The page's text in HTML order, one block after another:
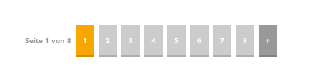
Seite 1 von 8 1 2 3 4 5 6 7 8